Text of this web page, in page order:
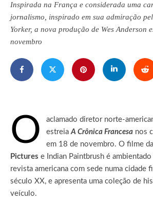
Inspirada na França e considerada uma
jornalismo, inspirado em sua admiração
Yorker, a nova produção de Wes Anderson
novembro
O
aclamado diretor norte-
estreiaA Crônica Francesa nos
em 18 de novembro. O filme da
Pictures e Indian Paintbrush é ambientado
revista americana com sede numa cidade
século XX, e apresenta uma coleção de
veículo.